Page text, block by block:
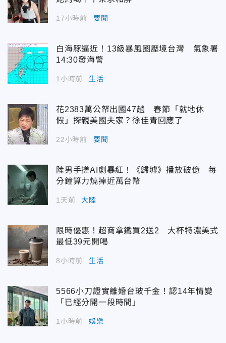
17小時前 要聞
白海豚逼近！13級暴風圈壓境台灣 氣象署
14:30發海警
1小時前 生活
花2383萬公帑出國47趟 春節「就地休
假」探親美國夫家？徐佳青回應了
22小時前 要聞
陸男手搓AI劇暴紅！《歸墟》播放破億 每
分鐘算力燒掉近萬台幣
1天前 大陸
限時優惠！超商拿鐵買2送2 大杯特濃美式
最低39元開喝
8小時前 生活
5566小刀證實離婚台玻千金！認14年情變
「已經分開一段時間」
1小時前 娛樂